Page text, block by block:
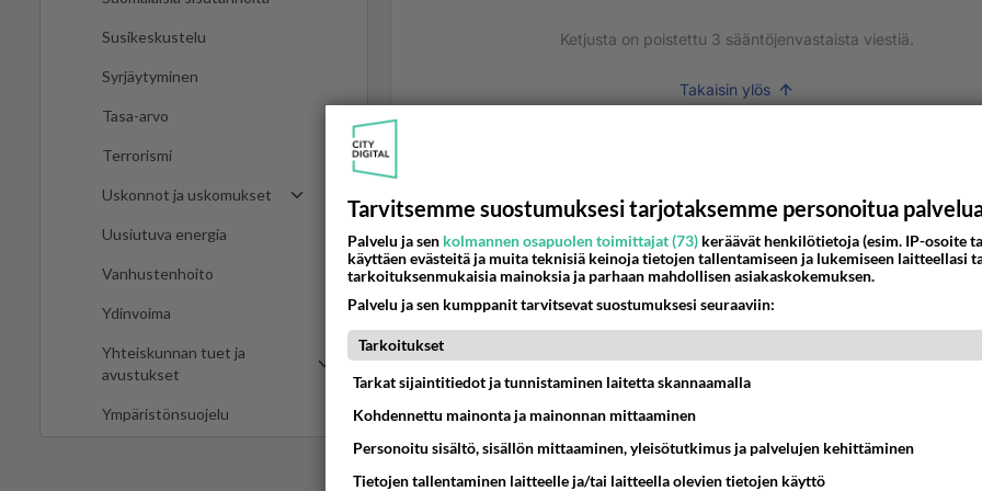
Susikeskustelu
Syrjäytyminen
Tasa-arvo
Terrorismi
Uskonnot ja uskomukset
Uusiutuva energia
Vanhustenhoito
Ydinvoima
Yhteiskunnan tuet ja
avustukset
Ympäristönsuojelu
Ketjusta on poistettu 3 sääntöjenvastaista viestiä.
Takaisin ylös
Martinan bisneksillä ei mene hyvin
05.08.2026 05:51
Kotimaiset julkkisjuorut
Tiesitkö? Martina Aitolehden isäpuoli on tämä suosittu laulaja
Mitä töitä kaivattusi on tehnyt?
05.08.2026 13:25
Ikävä
Tarvitsemme suostumuksesi tarjotaksemme personoitua
Palvelu ja sen kolmannen osapuolen toimittajat (73) keräävät henkilötietoja (esim. IP-osoite
käyttäen evästeitä ja muita teknisiä keinoja tietojen tallentamiseen ja lukemiseen laitteellasi
tarkoituksenmukaisia mainoksia ja parhaan mahdollisen asiakaskokemuksen.
Palvelu ja sen kumppanit tarvitsevat suostumuksesi seuraaviin:
Tarkoitukset
Tarkat sijaintitiedot ja tunnistaminen laitetta skannaamalla
Kohdennettu mainonta ja mainonnan mittaaminen
Personoitu sisältö, sisällön mittaaminen, yleisötutkimus ja palvelujen kehittäminen
Tietojen tallentaminen laitteelle ja/tai laitteella olevien tietojen käyttö